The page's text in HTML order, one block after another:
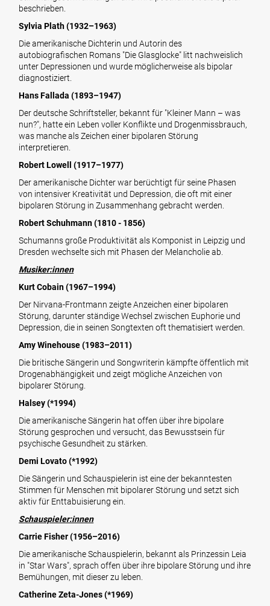
beschrieben.
Sylvia Plath (1932–1963)
Die amerikanische Dichterin und Autorin des
autobiografischen Romans "Die Glasglocke" litt nachweislich
unter Depressionen und wurde möglicherweise als bipolar
diagnostiziert.
Hans Fallada (1893–1947)
Der deutsche Schriftsteller, bekannt für "Kleiner Mann – was
nun?", hatte ein Leben voller Konflikte und Drogenmissbrauch,
was manche als Zeichen einer bipolaren Störung
interpretieren.
Robert Lowell (1917–1977)
Der amerikanische Dichter war berüchtigt für seine Phasen
von intensiver Kreativität und Depression, die oft mit einer
bipolaren Störung in Zusammenhang gebracht werden.
Robert Schuhmann (1810 - 1856)
Schumanns große Produktivität als Komponist in Leipzig und
Dresden wechselte sich mit Phasen der Melancholie ab.
Musiker:innen
Kurt Cobain (1967–1994)
Der Nirvana-Frontmann zeigte Anzeichen einer bipolaren
Störung, darunter ständige Wechsel zwischen Euphorie und
Depression, die in seinen Songtexten oft thematisiert werden.
Amy Winehouse (1983–2011)
Die britische Sängerin und Songwriterin kämpfte öffentlich mit
Drogenabhängigkeit und zeigt mögliche Anzeichen von
bipolarer Störung.
Halsey (*1994)
Die amerikanische Sängerin hat offen über ihre bipolare
Störung gesprochen und versucht, das Bewusstsein für
psychische Gesundheit zu stärken.
Demi Lovato (*1992)
Die Sängerin und Schauspielerin ist eine der bekanntesten
Stimmen für Menschen mit bipolarer Störung und setzt sich
aktiv für Enttabuisierung ein.
Schauspieler:innen
Carrie Fisher (1956–2016)
Die amerikanische Schauspielerin, bekannt als Prinzessin Leia
in "Star Wars", sprach offen über ihre bipolare Störung und ihre
Bemühungen, mit dieser zu leben.
Catherine Zeta-Jones (*1969)